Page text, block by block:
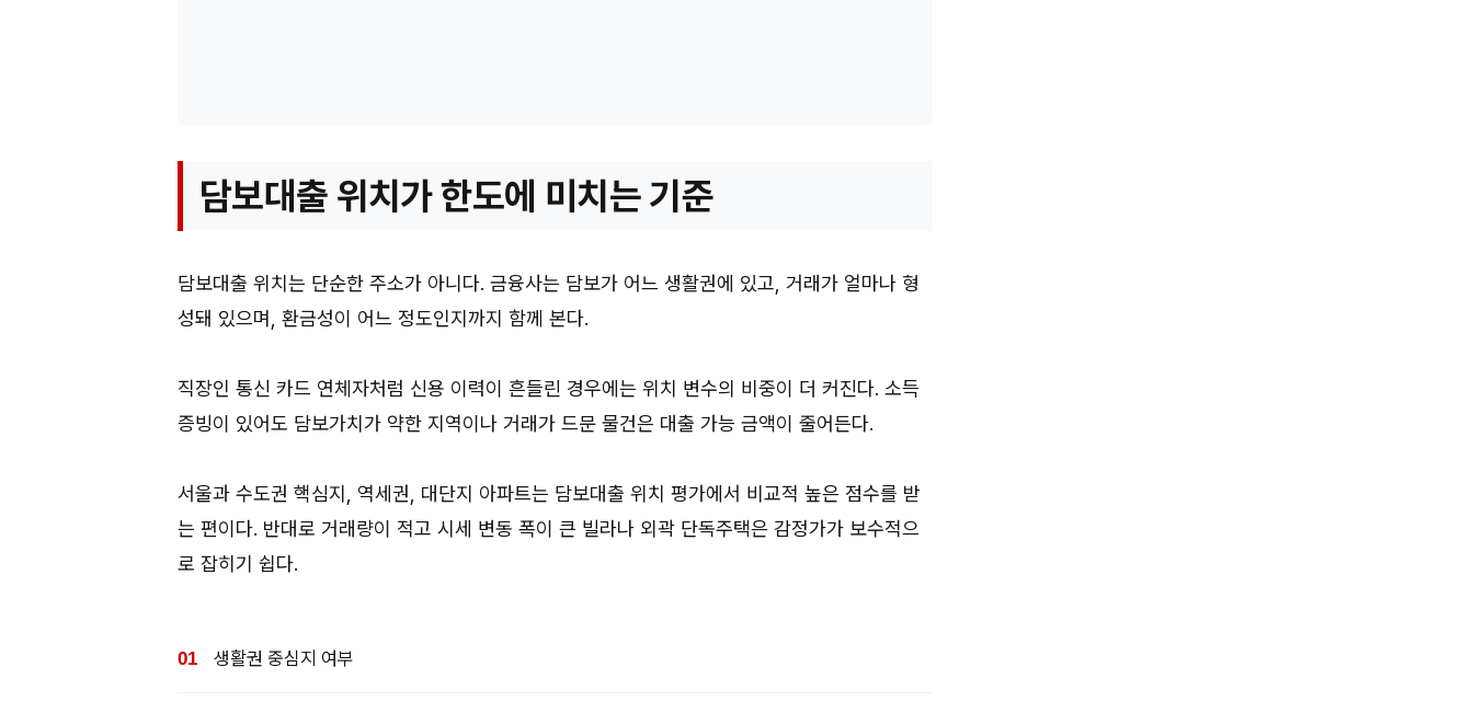
담보대출 위치가 한도에 미치는 기준
담보대출 위치는 단순한 주소가 아니다. 금융사는 담보가 어느 생활권에 있고, 거래가 얼마나 형
성돼 있으며, 환금성이 어느 정도인지까지 함께 본다.
직장인 통신 카드 연체자처럼 신용 이력이 흔들린 경우에는 위치 변수의 비중이 더 커진다. 소득
증빙이 있어도 담보가치가 약한 지역이나 거래가 드문 물건은 대출 가능 금액이 줄어든다.
서울과 수도권 핵심지, 역세권, 대단지 아파트는 담보대출 위치 평가에서 비교적 높은 점수를 받
는 편이다. 반대로 거래량이 적고 시세 변동 폭이 큰 빌라나 외곽 단독주택은 감정가가 보수적으
로 잡히기 쉽다.
생활권 중심지 여부